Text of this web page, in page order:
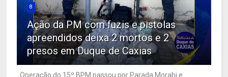
8
Ação da PM com fuzis e pistolas
apreendidos deixa 2 mortos e 2
presos em Duque de Caxias
Operação do 15º BPM passou por Parada Morabi e